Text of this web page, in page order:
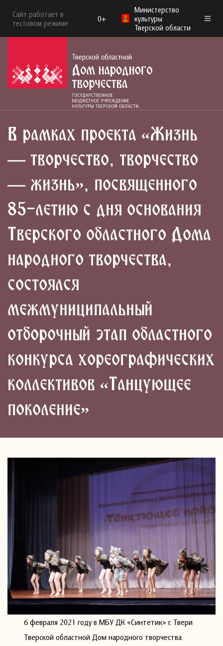
Сайт работает в
тестовом режиме
0+
Министерство
культуры
Тверской области
В рамках проекта «Жизнь
— творчество, творчество
— жизнь», посвященного
85-летию с дня основания
Тверского областного Дома
народного творчества,
состоялся
межмуниципальный
отборочный этап областного
конкурса хореографических
коллективов «Танцующее
поколение»
6 февраля 2021 году в МБУ ДК «Синтетик» г. Твери
Тверской областной Дом народного творчества